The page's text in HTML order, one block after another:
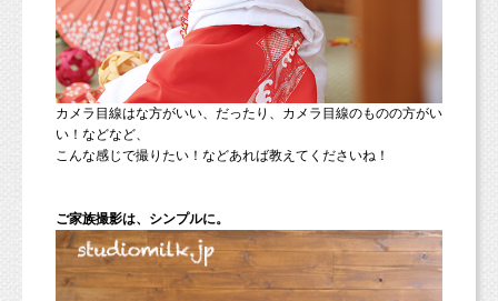
カメラ目線はな方がいい、だったり、カメラ目線のものの方がい
い！などなど、
こんな感じで撮りたい！などあれば教えてくださいね！
ご家族撮影は、シンプルに。